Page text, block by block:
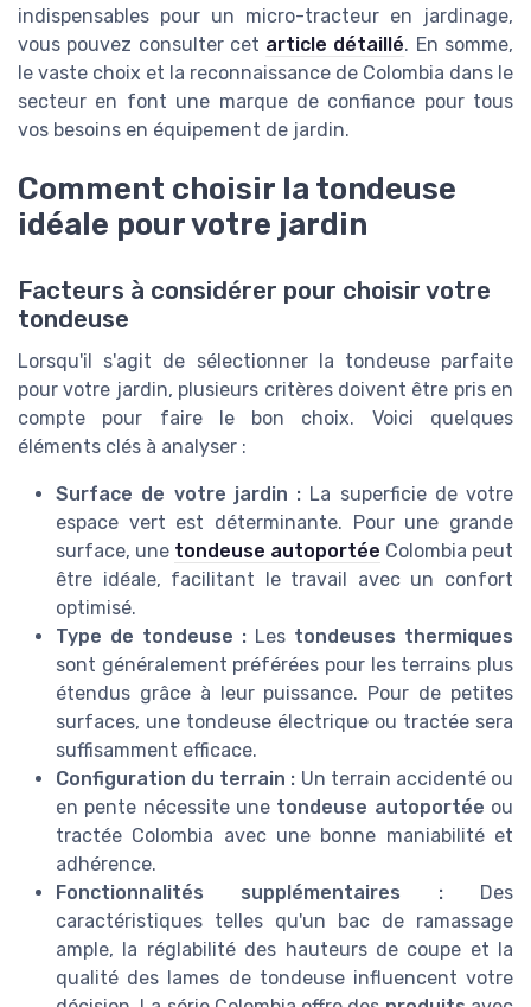
indispensables pour un micro-tracteur en jardinage,
vous pouvez consulter cet article détaillé. En somme,
le vaste choix et la reconnaissance de Colombia dans le
secteur en font une marque de confiance pour tous
vos besoins en équipement de jardin.
Comment choisir la tondeuse
idéale pour votre jardin
Facteurs à considérer pour choisir votre
tondeuse
Lorsqu'il s'agit de sélectionner la tondeuse parfaite
pour votre jardin, plusieurs critères doivent être pris en
compte pour faire le bon choix. Voici quelques
éléments clés à analyser :
Surface de votre jardin : La superficie de votre
espace vert est déterminante. Pour une grande
surface, une tondeuse autoportée Colombia peut
être idéale, facilitant le travail avec un confort
optimisé.
Type de tondeuse : Les tondeuses thermiques
sont généralement préférées pour les terrains plus
étendus grâce à leur puissance. Pour de petites
surfaces, une tondeuse électrique ou tractée sera
suffisamment efficace.
Configuration du terrain : Un terrain accidenté ou
en pente nécessite une tondeuse autoportée ou
tractée Colombia avec une bonne maniabilité et
adhérence.
Fonctionnalités supplémentaires :Des
caractéristiques telles qu'un bac de ramassage
ample, la réglabilité des hauteurs de coupe et la
qualité des lames de tondeuse influencent votre